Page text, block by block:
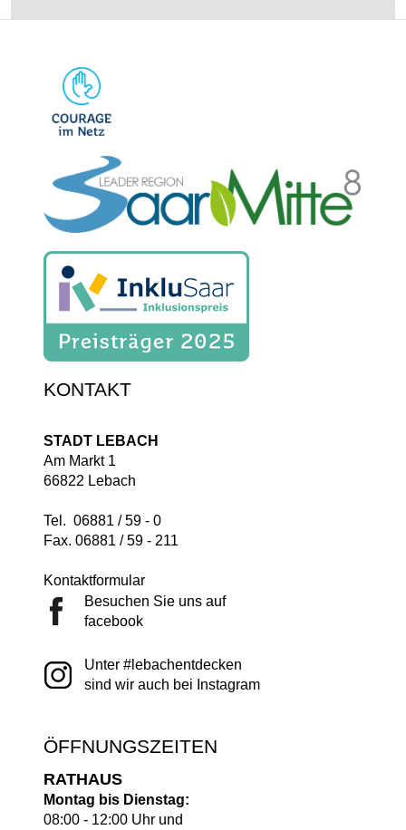
KONTAKT
STADT LEBACH
Am Markt 1
66822 Lebach
Tel. 06881 / 59 - 0
Fax. 06881 / 59 - 211
Kontaktformular
Besuchen Sie uns auf
facebook
Unter #lebachentdecken
sind wir auch bei Instagram
ÖFFNUNGSZEITEN
RATHAUS
Montag bis Dienstag:
08:00 - 12:00 Uhr und